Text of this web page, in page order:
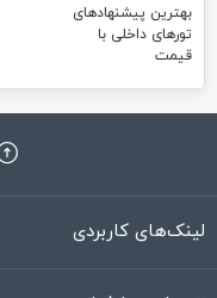
لینک‌های کاربردی